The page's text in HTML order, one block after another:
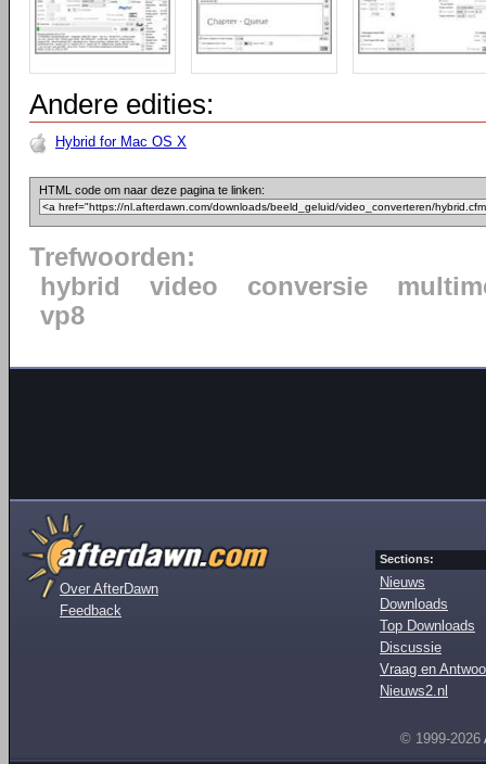
Andere edities:
Hybrid for Mac OS X
HTML code om naar deze pagina te linken:
Trefwoorden:
hybrid
video conversie
vp8
Over AfterDawn
Feedback
Sections:
Nieuws
Downloads
Top Downloads
Discussie
Vraag en
Nieuws2.nl
© 1999-2026